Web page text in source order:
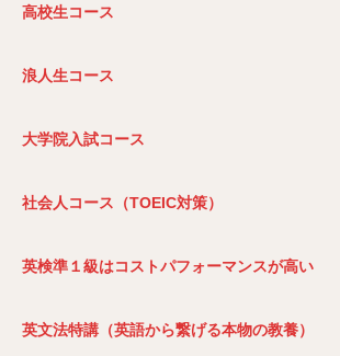
高校生コース
浪人生コース
大学院入試コース
社会人コース（TOEIC対策）
英検準１級はコストパフォーマンスが高い
英文法特講（英語から繋げる本物の教養）